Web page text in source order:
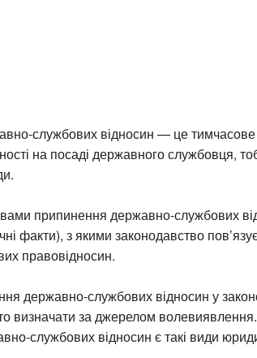
службових відносин — це тимчасове
на посаді державного службовця,
припинення державно-службових
факти), з якими законодавство
правовідносин.
державно-службових відносин у
визначати за джерелом
службових відносин є такі види